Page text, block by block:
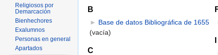
B
► Base de datos Bibliográfica de 1655
(vacía)
C
I
Religiosos por
Demarcación
Bienhechores
Exalumnos
Personas en general
Apartados